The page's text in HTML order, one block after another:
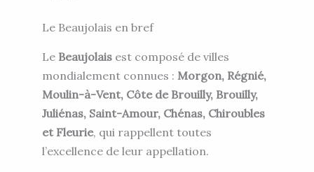
Le Beaujolais en bref
Le Beaujolais est composé de villes
mondialement connues : Morgon, Régnié,
Moulin-à-Vent, Côte de Brouilly, Brouilly,
Juliénas, Saint-Amour, Chénas, Chiroubles
et Fleurie, qui rappellent toutes
l’excellence de leur appellation.